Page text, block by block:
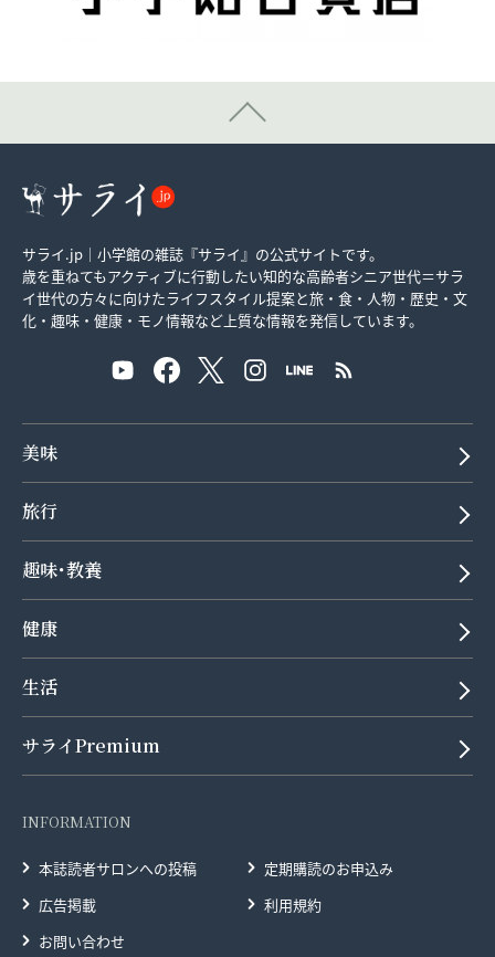
サライ.jp｜小学館の雑誌『サライ』の公式サイトです。
歳を重ねてもアクティブに行動したい知的な高齢者シニア世代＝サラ
イ世代の方々に向けたライフスタイル提案と旅・食・人物・歴史・文
化・趣味・健康・モノ情報など上質な情報を発信しています。
美味
旅行
趣味･教養
健康
生活
サライPremium
INFORMATION
本誌読者サロンへの投稿
定期購読のお申込み
広告掲載
利用規約
お問い合わせ